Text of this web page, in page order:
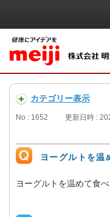
カテゴリー表示
No : 1652 更新日時 :
ヨーグルトを温
ヨーグルトを温めて食